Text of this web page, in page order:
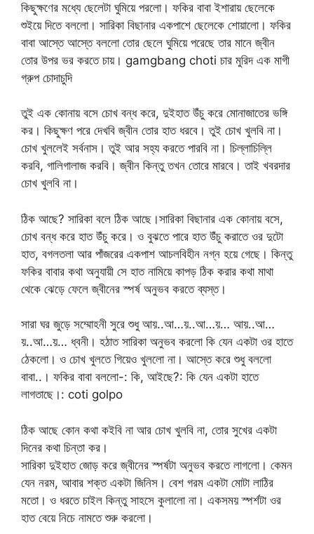
কিছুক্ষণের মধ্যে ছেলেটা ঘুমিয়ে পরলো। ফকির বাবা ইশারায় ছেলেকে
শুইয়ে দিতে বললো। সারিকা বিছানার একপাশে ছেলেকে শোয়ালো। ফকির
বাবা আস্তে আস্তে বললো তোর ছেলে ঘুমিয়ে পরেছে তার মানে জ্বীন
তোর উপর ভর করতে চায়। gamgbang choti চার মুরিদ এক মাগী
গ্রুপ চোদাচুদি
তুই এক কোনায় বসে চোখ বন্ধ করে, দুইহাত উঁচু করে মোনাজাতের ভঙ্গি
কর। কিছুক্ষণ পরে দেখবি জ্বীন তোর হাত ধরবে। তুই চোখ খুলবি না।
চোখ খুললেই সর্বনাস। তুই আর সহ্য করতে পারবি না। চিল্লাচিল্লি
করবি, গালিগালাজ করবি। জ্বীন কিন্তু তখন তোরে মারবে। তাই খবরদার
চোখ খুলবি না।
ঠিক আছে? সারিকা বলে ঠিক আছে।সারিকা বিছানার এক কোনায় বসে,
চোখ বন্ধ করে হাত উঁচু করে। ও বুঝতে পারে হাত উঁচু করাতে ওর দুটো
হাত, বগলতলা আর পাঁজরের একপাশ আচলবিহীন নগ্ন হয়ে গেছে। কিন্তু
ফকির বাবার কথা অনুযায়ী সে হাত নামিয়ে কাপড় ঠিক করার কথা মাথা
থেকে ঝেড়ে ফেলে জ্বীনের স্পর্ষ অনুভব করতে ব্যস্ত।
সারা ঘর জুড়ে সম্মোহনী সুরে শুধু আয়..আ…য়..আ…য়… আয়..আ…
য়..আ…য়… ধ্বনী। হঠাত সারিকা অনুভব করলো কি যেন একটা ওর হাতে
ঠেকলো। ও চোখ খুলতে গিয়েও খুললো না। আস্তে করে শুধু বললো
বাবা..। ফকির বাবা বললো-: কি, আইছে?: কি যেন একটা হাতে
লাগতাছে।: coti golpo
ঠিক আছে কোন কথা কইবি না আর চোখ খুলবি না, তোর সুখের একটা
দিনের কথা চিন্তা কর।
সারিকা দুইহাত জোড় করে জ্বীনের স্পর্ষটা অনুভব করতে লাগলো। কেমন
যেন নরম, আবার শক্ত একটা জিনিস। বেশ গরম একটা মোটা লাঠির
মতো। ও ধরতে চাইল কিন্তু সাহসে কুলালো না। একসময় স্পর্শটা ওর
হাত বেয়ে নিচে নামতে শুরু করলো।